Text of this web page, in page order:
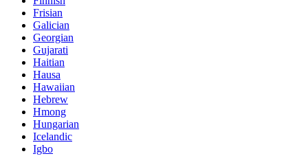
Frisian
Galician
Georgian
Gujarati
Haitian
Hausa
Hawaiian
Hebrew
Hmong
Hungarian
Icelandic
Igbo